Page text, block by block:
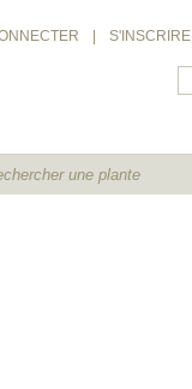
S'INSCRIRE